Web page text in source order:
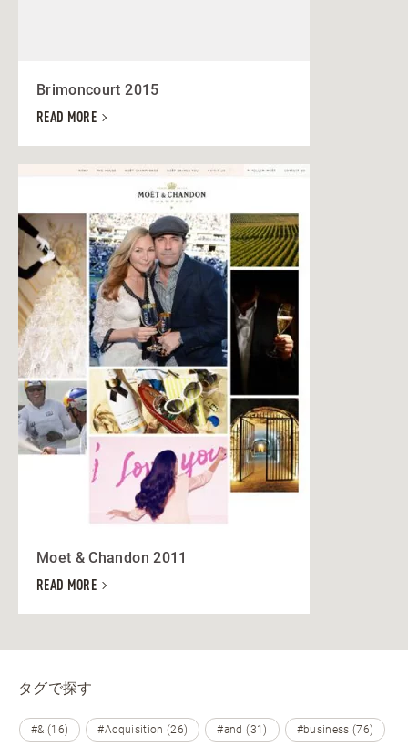
Brimoncourt 2015
READ MORE
Moet & Chandon 2011
READ MORE
タグで探す
#& (16) #Acquisition (26) #and (31) #business (76)